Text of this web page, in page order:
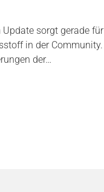
sorgt gerade für
in der Community.
der…